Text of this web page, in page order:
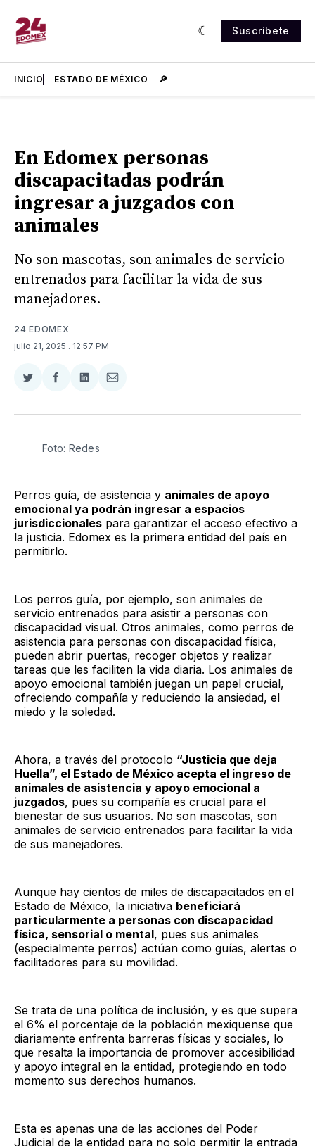
Suscríbete
INICIO ESTADO DE MÉXICO 🔎
En Edomex personas
discapacitadas podrán
ingresar a juzgados con
animales
No son mascotas, son animales de servicio
entrenados para facilitar la vida de sus
manejadores.
24 EDOMEX
julio 21, 2025 . 12:57 PM
Compartir
Twitter
Compartir
Facebook
Compartir
LinkedIn
Compartir
Email
Foto: Redes
Perros guía, de asistencia y animales de apoyo
emocional ya podrán ingresar a espacios
jurisdiccionales para garantizar el acceso efectivo a
la justicia. Edomex es la primera entidad del país en
permitirlo.
Los perros guía, por ejemplo, son animales de
servicio entrenados para asistir a personas con
discapacidad visual. Otros animales, como perros de
asistencia para personas con discapacidad física,
pueden abrir puertas, recoger objetos y realizar
tareas que les faciliten la vida diaria. Los animales de
apoyo emocional también juegan un papel crucial,
ofreciendo compañía y reduciendo la ansiedad, el
miedo y la soledad.
Ahora, a través del protocolo “Justicia que deja
Huella”, el Estado de México acepta el ingreso de
animales de asistencia y apoyo emocional a
juzgados, pues su compañía es crucial para el
bienestar de sus usuarios. No son mascotas, son
animales de servicio entrenados para facilitar la vida
de sus manejadores.
Aunque hay cientos de miles de discapacitados en el
Estado de México, la iniciativa beneficiará
particularmente a personas con discapacidad
física, sensorial o mental, pues sus animales
(especialmente perros) actúan como guías, alertas o
facilitadores para su movilidad.
Se trata de una política de inclusión, y es que supera
el 6% el porcentaje de la población mexiquense que
diariamente enfrenta barreras físicas y sociales, lo
que resalta la importancia de promover accesibilidad
y apoyo integral en la entidad, protegiendo en todo
momento sus derechos humanos.
Esta es apenas una de las acciones del Poder
Judicial de la entidad para no solo permitir la entrada